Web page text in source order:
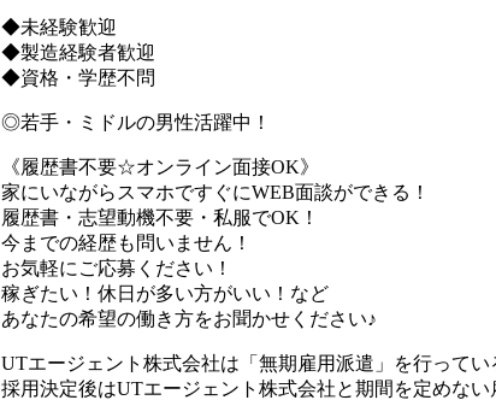
◆未経験歓迎
◆製造経験者歓迎
◆資格・学歴不問
◎若手・ミドルの男性活躍中！
《履歴書不要☆オンライン面接OK》
家にいながらスマホですぐにWEB面談ができる！
履歴書・志望動機不要・私服でOK！
今までの経歴も問いません！
お気軽にご応募ください！
稼ぎたい！休日が多い方がいい！など
あなたの希望の働き方をお聞かせください♪
UTエージェント株式会社は「無期雇用派遣」を行ってい
採用決定後はUTエージェント株式会社と期間を定めな